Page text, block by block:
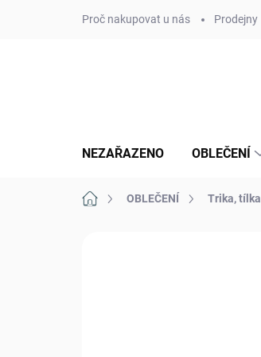
Proč nakupovat u nás Prodejny
NEZAŘAZENO OBLEČENÍ
Domů OBLEČENÍ Trika, tílka